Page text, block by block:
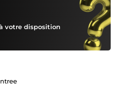
votre disposition